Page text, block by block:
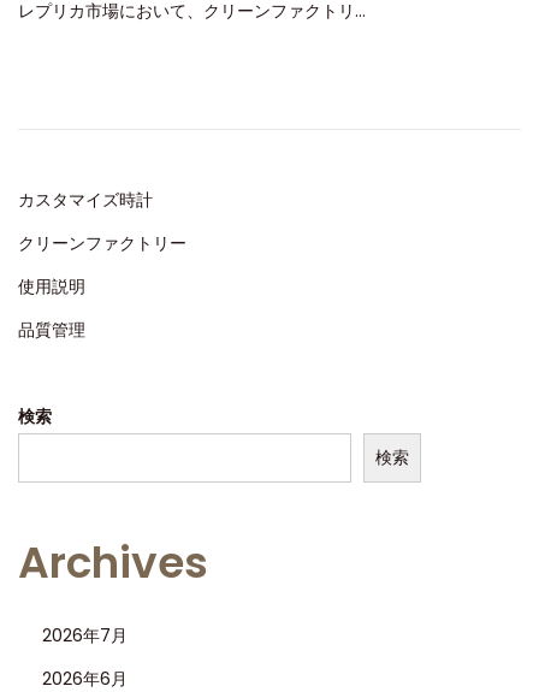
s
n
3
5
レプリカ市場において、クリーンファクトリ…
カスタマイズ時計
クリーンファクトリー
使用説明
品質管理
検索
検索
Archives
2026年7月
2026年6月